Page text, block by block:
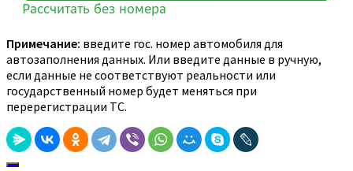
Примечание: введите гос. номер автомобиля для
автозаполнения данных. Или введите данные в ручную,
если данные не соответствуют реальности или
государственный номер будет меняться при
перерегистрации ТС.